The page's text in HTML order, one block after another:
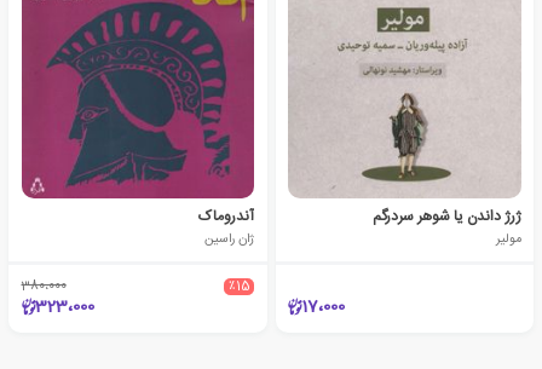
ژرژ داندن یا شوهر سردرگم
مولیر
17،000
آندروماک
ژان راسین
٪15 380،000
323،000